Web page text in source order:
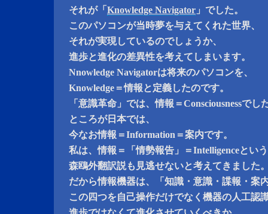
それが「 Knowledge Navigator 」でした。
このパソコンが当時夢を与えてくれた世界、
それが実現しているのでしょうか、
進歩と進化の差異性を考えてしまいます。
Nnowledge Navigatorは将来のパソコンを、
Knowledge＝情報と定義したのです。
「意識革命」では、情報＝Consciousnessでし
ところが日本では、
今なお情報＝Information＝案内です。
私は、情報＝「情勢報告」＝Intelligenceという
森鴎外翻訳説も見逃せないと考えてきました
だから情報機器は、「知識・意識・諜報・案
この四つを自己操作だけでなく機器の人工認